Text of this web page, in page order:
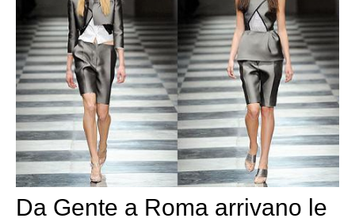
Da Gente a Roma arrivano le